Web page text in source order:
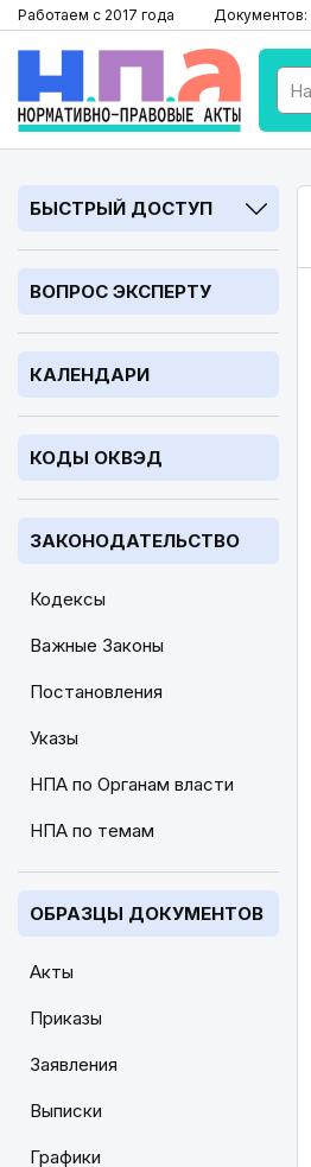
Работаем с 2017 года Документов:
БЫСТРЫЙ ДОСТУП
ВОПРОС ЭКСПЕРТУ
КАЛЕНДАРИ
КОДЫ ОКВЭД
ЗАКОНОДАТЕЛЬСТВО
Кодексы
Важные Законы
Постановления
Указы
НПА по Органам власти
НПА по темам
ОБРАЗЦЫ ДОКУМЕНТОВ
Акты
Приказы
Заявления
Выписки
Графики